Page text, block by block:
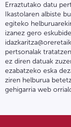
Erraztutako datu
Ikastolaren albiste
egiteko
izanez gero
pertsonalak
ez diren datuak
ezabatzeko eska
ziren helburua
gehigarria web